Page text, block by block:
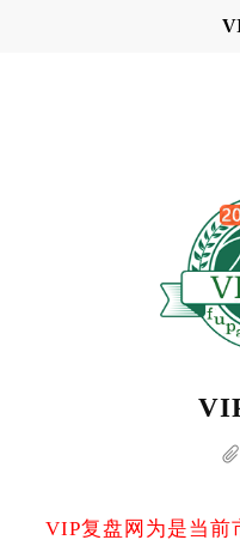
VIP复盘网为是当前